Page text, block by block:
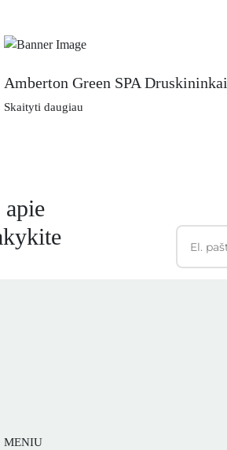
Amberton Green SPA Druskininkai
Skaityti daugiau
MENIU